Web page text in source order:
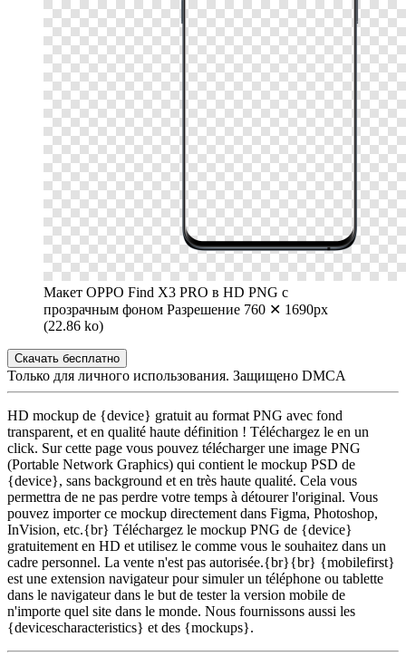
Макет OPPO Find X3 PRO в HD PNG с
прозрачным фоном Разрешение 760 ✕ 1690px
(22.86 ko)
Скачать бесплатно
Только для личного использования. Защищено DMCA
HD mockup de {device} gratuit au format PNG avec fond
transparent, et en qualité haute définition ! Téléchargez le en un
click. Sur cette page vous pouvez télécharger une image PNG
(Portable Network Graphics) qui contient le mockup PSD de
{device}, sans background et en très haute qualité. Cela vous
permettra de ne pas perdre votre temps à détourer l'original. Vous
pouvez importer ce mockup directement dans Figma, Photoshop,
InVision, etc.{br} Téléchargez le mockup PNG de {device}
gratuitement en HD et utilisez le comme vous le souhaitez dans un
cadre personnel. La vente n'est pas autorisée.{br}{br} {mobilefirst}
est une extension navigateur pour simuler un téléphone ou tablette
dans le navigateur dans le but de tester la version mobile de
n'importe quel site dans le monde. Nous fournissons aussi les
{devicescharacteristics} et des {mockups}.